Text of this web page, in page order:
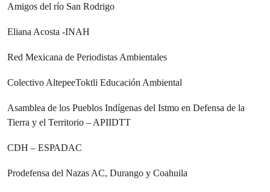
Amigos del río San Rodrigo
Eliana Acosta -INAH
Red Mexicana de Periodistas Ambientales
Colectivo AltepeeToktli Educación Ambiental
Asamblea de los Pueblos Indígenas del Istmo en Defensa de la
Tierra y el Territorio – APIIDTT
CDH – ESPADAC
Prodefensa del Nazas AC, Durango y Coahuila